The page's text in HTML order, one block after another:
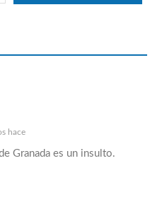
hace
Granada es un insulto.